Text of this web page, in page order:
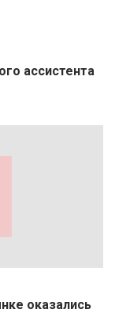
ассистента
оказались